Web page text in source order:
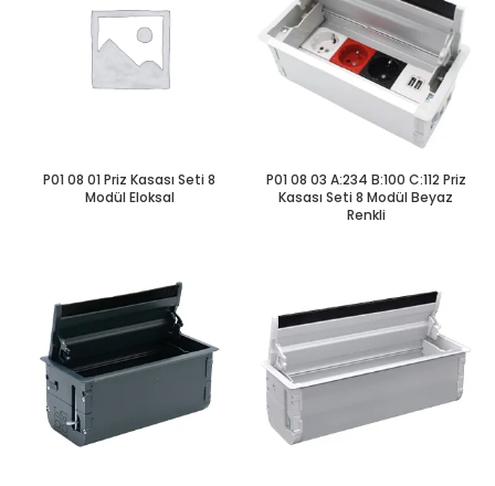
P01 08 01 Priz Kasası Seti 8
Modül Eloksal
P01 08 03 A:234 B:100 C:112 Priz
Kasası Seti 8 Modül Beyaz
Renkli